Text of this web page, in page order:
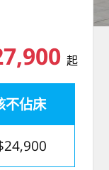
起
不佔床